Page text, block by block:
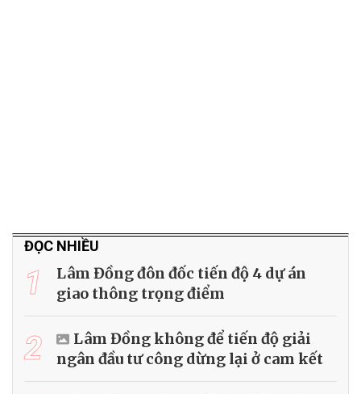
ĐỌC NHIỀU
1
Lâm Đồng đôn đốc tiến độ 4 dự án
giao thông trọng điểm
2
Lâm Đồng không để tiến độ giải
ngân đầu tư công dừng lại ở cam kết